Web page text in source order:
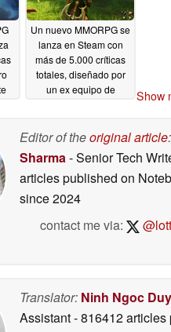
Un nuevo MMORPG se
lanza en Steam con
más de 5.000 críticas
totales, diseñado por
un ex equipo de
Show
Editor of theoriginal article:
Sharma- Senior Tech
articles published on
since 2024
contact me via:
Translator: Ninh Ngoc Duy
Assistant- 816412 articles